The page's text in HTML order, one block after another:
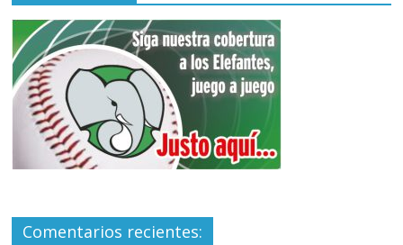
Comentarios recientes: